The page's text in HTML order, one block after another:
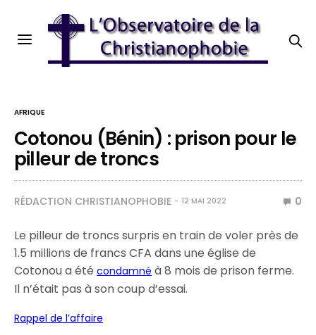
AFRIQUE
Cotonou (Bénin) : prison pour le
pilleur de troncs
RÉDACTION CHRISTIANOPHOBIE 12 MAI 2022 0
Le pilleur de troncs surpris en train de voler près de
1.5 millions de francs CFA dans une église de
Cotonou a étécondamné à 8 mois de prison ferme.
Il n’était pas à son coup d’essai.
Rappel de l’affaire